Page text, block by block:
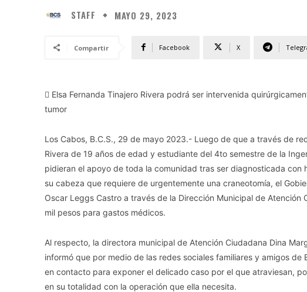
STAFF MAYO 29, 2023
Compartir Facebook X
 Elsa Fernanda Tinajero Rivera podrá ser intervenida
tumor
Los Cabos, B.C.S., 29 de mayo 2023.- Luego de que a través de
Rivera de 19 años de edad y estudiante del 4to semestre de la
pidieran el apoyo de toda la comunidad tras ser diagnosticada
su cabeza que requiere de urgentemente una craneotomía, el
Oscar Leggs Castro a través de la Dirección Municipal de
mil pesos para gastos médicos.
Al respecto, la directora municipal de Atención Ciudadana Dina
informó que por medio de las redes sociales familiares y amigos de
en contacto para exponer el delicado caso por el que atraviesan,
en su totalidad con la operación que ella necesita.